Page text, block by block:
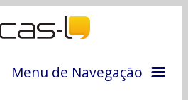
Menu de Navegação